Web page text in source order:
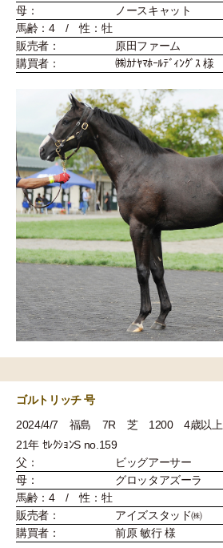
母：
ノースキャット
馬齢：4 / 性：牡
販売者：
原田ファーム
購買者：
㈱ｶﾅﾔﾏﾎｰﾙﾃﾞｨﾝｸﾞｽ 様
ゴルトリッチ 号
2024/4/7 福島 7R 芝 1200 4歳以上1
21年 ｾﾚｸｼｮﾝS no.159
父：
ビッグアーサー
母：
グロッタアズーラ
馬齢：4 / 性：牡
販売者：
アイズスタッド㈱
購買者：
前原 敏行 様